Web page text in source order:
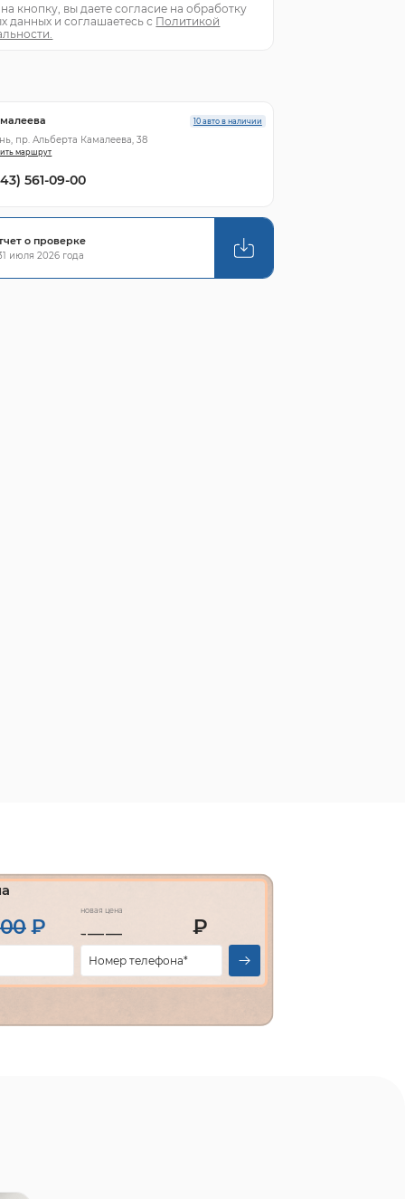
кнопку, вы даете согласие на обработку
данных и соглашаетесь с Политикой
10 авто в наличии
пр. Альберта Камалеева, 38
маршрут
561-09-00
о проверке
июля 2026 года
₽
новая цена
₽